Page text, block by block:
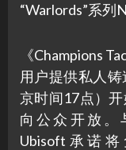
“Warlords”系列
《Champions
用户提供私人
京时间17点）
向公众开放。
Ubisoft承诺将